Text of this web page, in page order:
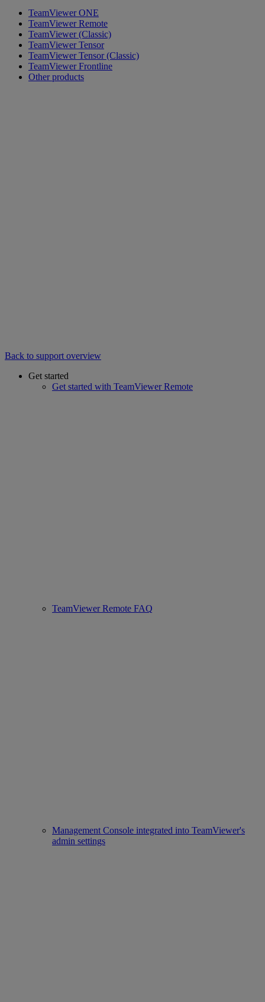
TeamViewer ONE
TeamViewer Remote
TeamViewer (Classic)
TeamViewer Tensor
TeamViewer Tensor (Classic)
TeamViewer Frontline
Other products
Back to support overview
Get started
Get started with TeamViewer Remote
TeamViewer Remote FAQ
Management Console integrated into TeamViewer's
admin settings